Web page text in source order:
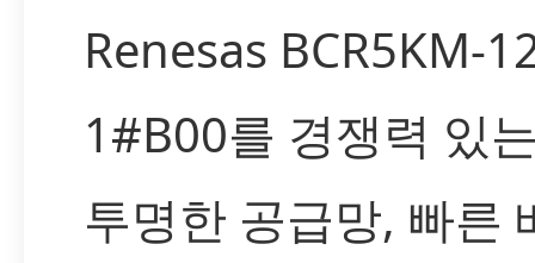
Renesas BCR5KM-
1#B00를 경쟁력 있
투명한 공급망, 빠른